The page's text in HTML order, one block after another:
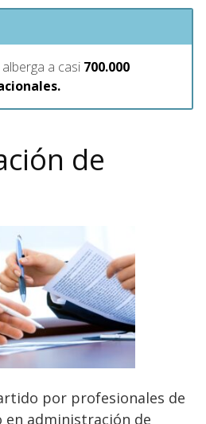
a casi 700.000
de
por profesionales de
administración de